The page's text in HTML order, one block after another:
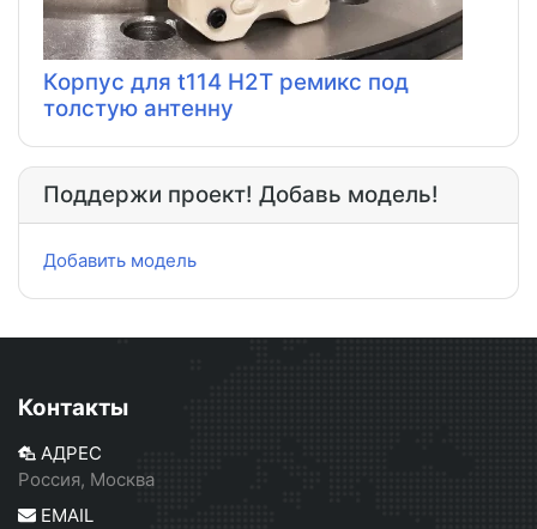
Корпус для t114 H2T ремикс под
толстую антенну
Поддержи проект! Добавь модель!
Добавить модель
Контакты
АДРЕС
Россия, Москва
EMAIL